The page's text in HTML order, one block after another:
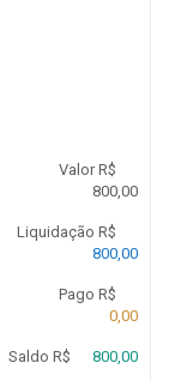
Valor R$
800,00
Liquidação R$
800,00
Pago R$
0,00
Saldo R$ 800,00